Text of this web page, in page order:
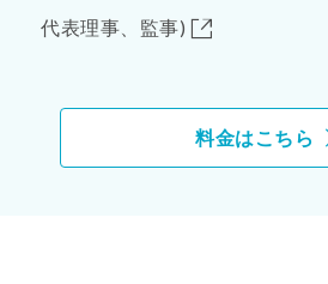
代表理事、監事)
料金はこちら